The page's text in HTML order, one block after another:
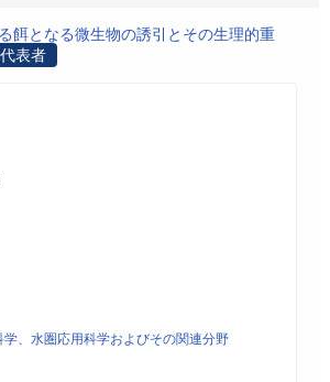
餌となる微生物の誘引とその生理的重
表者
、水圏応用科学およびその関連分野